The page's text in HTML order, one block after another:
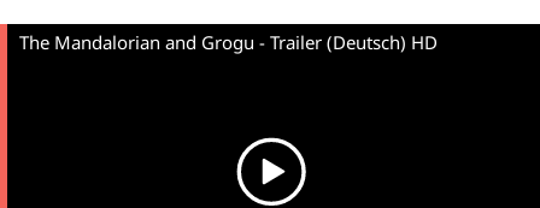
The Mandalorian and Grogu - Trailer (Deutsch) HD